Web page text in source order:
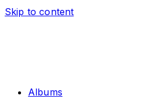
Skip to content
Albums